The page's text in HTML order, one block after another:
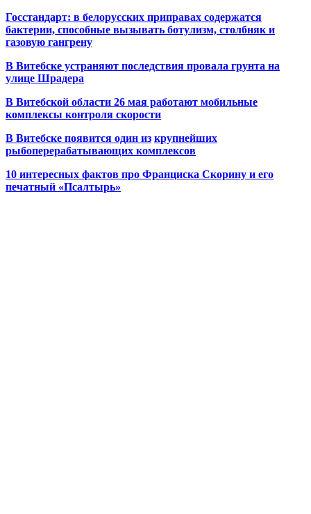
Госстандарт: в белорусских приправах содержатся
бактерии, способные вызывать ботулизм, столбняк и
газовую гангрену
В Витебске устраняют последствия провала грунта на
улице Шрадера
В Витебской области 26 мая работают мобильные
комплексы контроля скорости
В Витебске появится один из крупнейших
рыбоперерабатывающих комплексов
10 интересных фактов про Франциска Скорину и его
печатный «Псалтырь»